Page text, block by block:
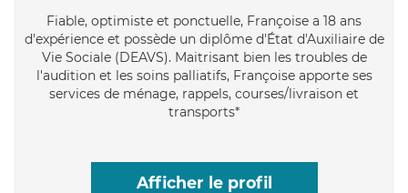
Fiable, optimiste et ponctuelle, Françoise a 18 ans
d'expérience et possède un diplôme d'État d'Auxiliaire de
Vie Sociale (DEAVS). Maitrisant bien les troubles de
l'audition et les soins palliatifs, Françoise apporte ses
services de ménage, rappels, courses/livraison et
transports*
Afficher le profil